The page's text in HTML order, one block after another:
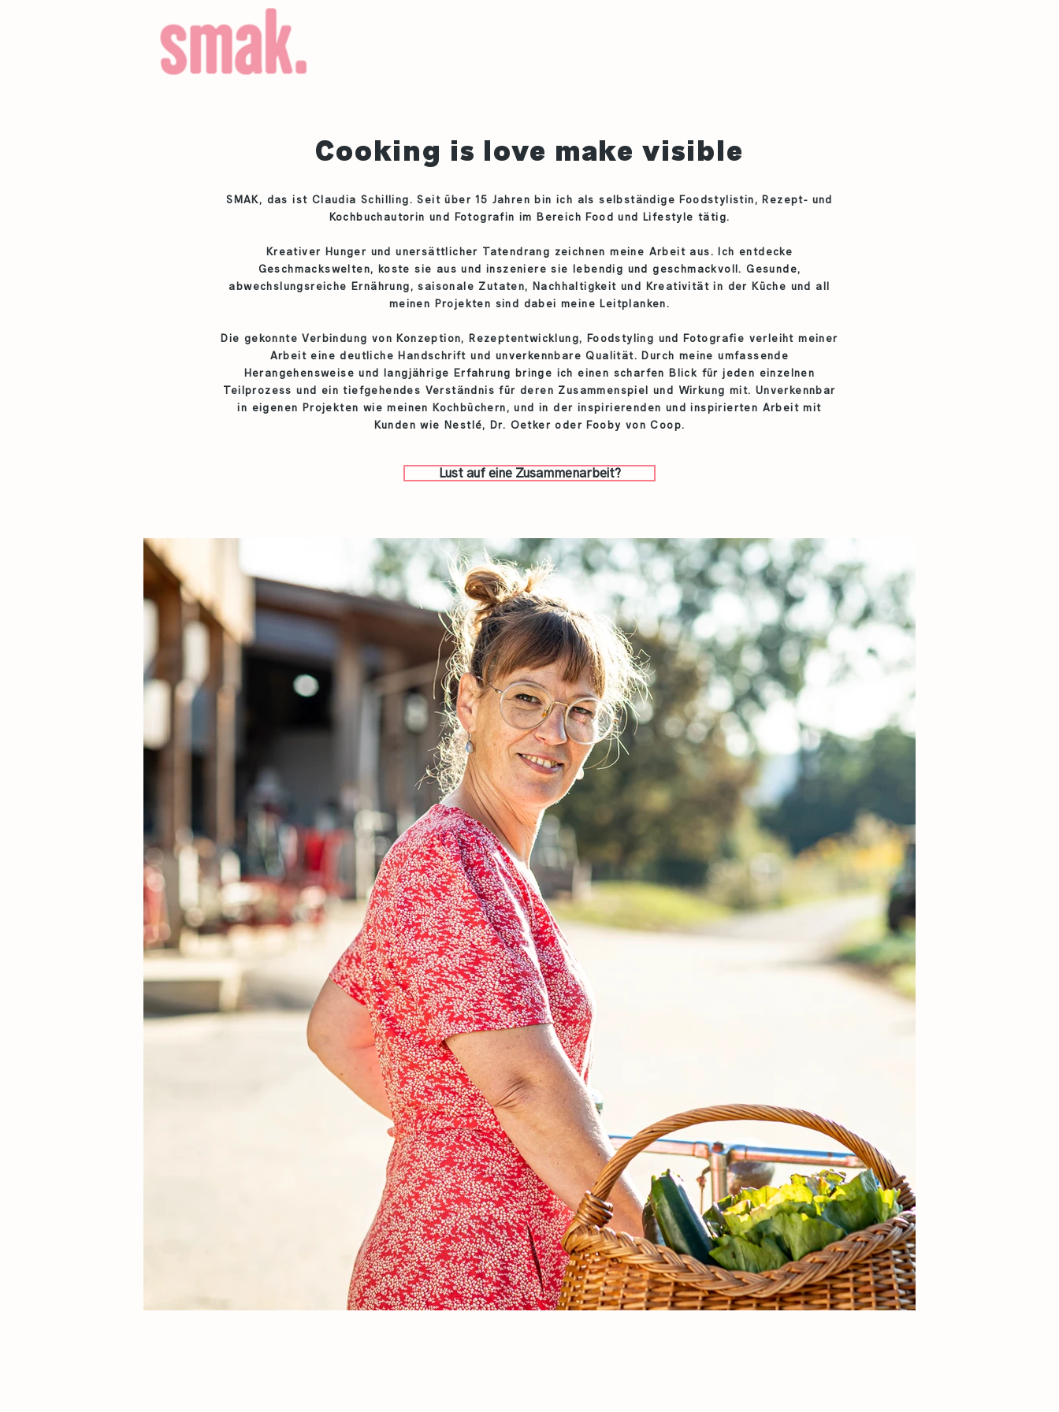
Cooking is love make visible
SMAK, das ist Claudia Schilling. Seit über 15 Jahren bin ich als selbständige Foodstylistin, Rezept- und
Kochbuchautorin und Fotografin im Bereich Food und Lifestyle tätig.
Kreativer Hunger und unersättlicher Tatendrang zeichnen meine Arbeit aus. Ich entdecke
Geschmackswelten, koste sie aus und inszeniere sie lebendig und geschmackvoll. Gesunde,
abwechslungsreiche Ernährung, saisonale Zutaten, Nachhaltigkeit und Kreativität in der Küche und all
meinen Projekten sind dabei meine Leitplanken.
Die gekonnte Verbindung von Konzeption, Rezeptentwicklung, Foodstyling und Fotografie verleiht meiner
Arbeit eine deutliche Handschrift und unverkennbare Qualität. Durch meine umfassende
Herangehensweise und langjährige Erfahrung bringe ich einen scharfen Blick für jeden einzelnen
Teilprozess und ein tiefgehendes Verständnis für deren Zusammenspiel und Wirkung mit. Unverkennbar
in eigenen Projekten wie meinen Kochbüchern, und in der inspirierenden und inspirierten Arbeit mit
Kunden wie Nestlé, Dr. Oetker oder Fooby von Coop.
Lust auf eine Zusammenarbeit?